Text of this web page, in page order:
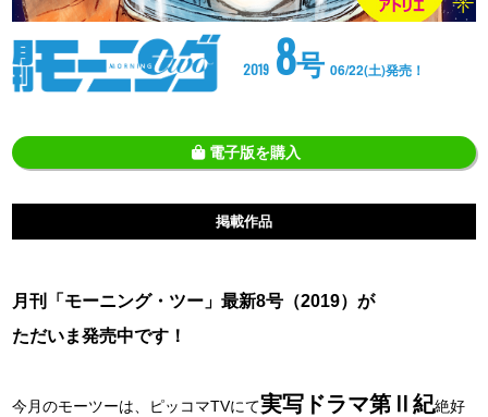
2019 8号 06/22(土)発売！
電子版を購入
掲載作品
月刊「モーニング・ツー」最新8号（2019）が
ただいま発売中です！
今月のモーツーは、ピッコマTVにて実写ドラマ第Ⅱ紀絶好